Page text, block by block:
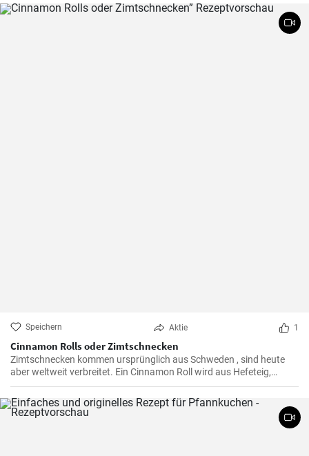
Speichern Aktie 1
Cinnamon Rolls oder Zimtschnecken
Zimtschnecken kommen ursprünglich aus Schweden , sind heute
aber weltweit verbreitet. Ein Cinnamon Roll wird aus Hefeteig,
Butter, Zimt und Zucker zubereitet . Ihre Kinder und Kaffeegäste
werden es lieben.